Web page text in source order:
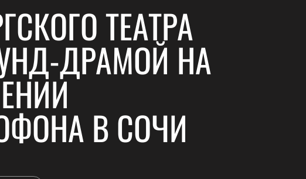
ТЕАТРА
ДРАМОЙ НА
В СОЧИ